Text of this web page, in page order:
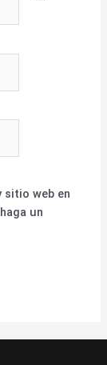
sitio web en
un